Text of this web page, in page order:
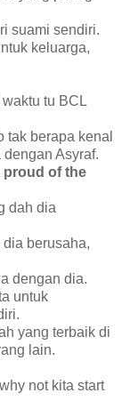
suami sendiri.
keluarga,
tu BCL
tak berapa kenal
Asyraf.
proud of the
dah dia
berusaha,
dengan dia.
untuk
yang terbaik di
lain.
not kita start